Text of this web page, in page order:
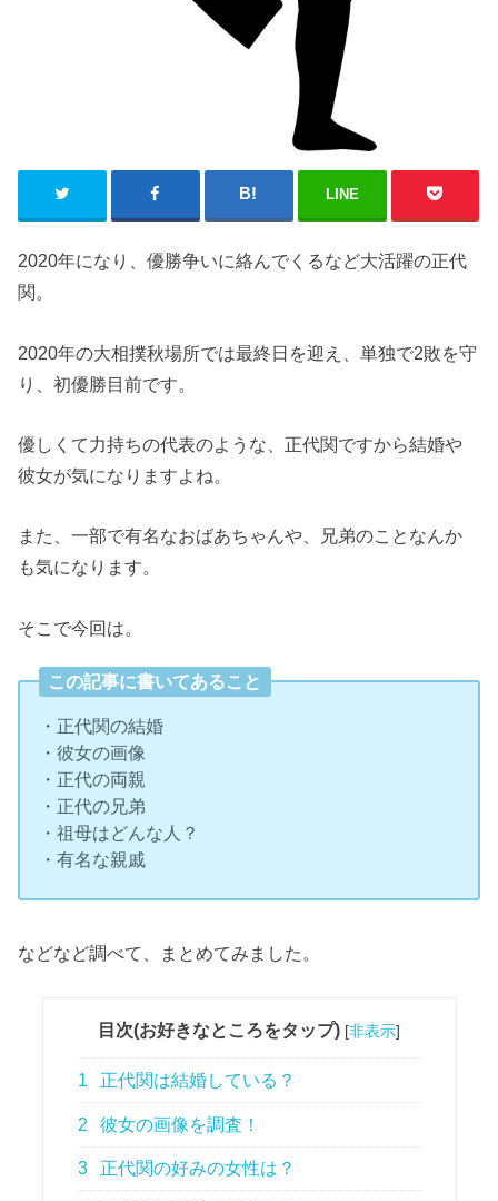
LINE
2020年になり、優勝争いに絡んでくるなど大活躍の正代
関。
2020年の大相撲秋場所では最終日を迎え、単独で2敗を守
り、初優勝目前です。
優しくて力持ちの代表のような、正代関ですから結婚や
彼女が気になりますよね。
また、一部で有名なおばあちゃんや、兄弟のことなんか
も気になります。
そこで今回は。
この記事に書いてあること
・正代関の結婚
・彼女の画像
・正代の両親
・正代の兄弟
・祖母はどんな人？
・有名な親戚
などなど調べて、まとめてみました。
目次(お好きなところをタップ) [非表示]
1 正代関は結婚している？
2 彼女の画像を調査！
3 正代関の好みの女性は？